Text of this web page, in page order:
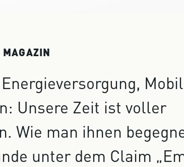
Unsere Zeit ist voller
Wie man ihnen
unter dem Claim